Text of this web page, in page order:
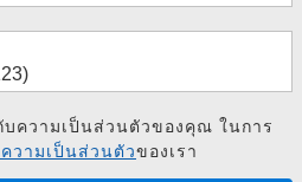
ความเป็นส่วนตัวของคุณ ในการ
วามเป็นส่วนตัวของเรา